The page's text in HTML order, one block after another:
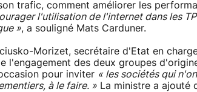
trafic, comment améliorer les
l'utilisation de l'internet dans les
», a souligné Mats Carduner.
Morizet, secrétaire d'Etat en
l'engagement des deux groupes
pour inviter « les sociétés qui
à le faire. » La ministre a ajouté